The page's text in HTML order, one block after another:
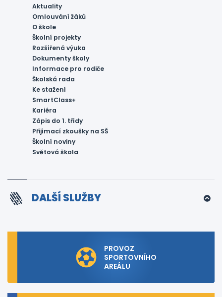
Aktuality
Omlouvání žáků
O škole
Školní projekty
Rozšířená výuka
Dokumenty školy
Informace pro rodiče
Školská rada
Ke stažení
SmartClass+
Kariéra
Zápis do 1. třídy
Přijímací zkoušky na SŠ
Školní noviny
Světová škola
DALŠÍ SLUŽBY
PROVOZ
SPORTOVNÍHO
AREÁLU